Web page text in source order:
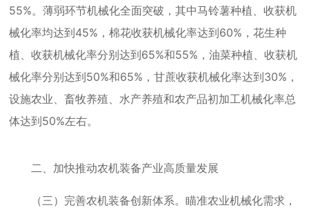
55%。薄弱环节机械化全面突破，其中马铃薯种植、收获机
械化率均达到45%，棉花收获机械化率达到60%，花生种
植、收获机械化率分别达到65%和55%，油菜种植、收获机
械化率分别达到50%和65%，甘蔗收获机械化率达到30%，
设施农业、畜牧养殖、水产养殖和农产品初加工机械化率总
体达到50%左右。
二、加快推动农机装备产业高质量发展
（三）完善农机装备创新体系。瞄准农业机械化需求，